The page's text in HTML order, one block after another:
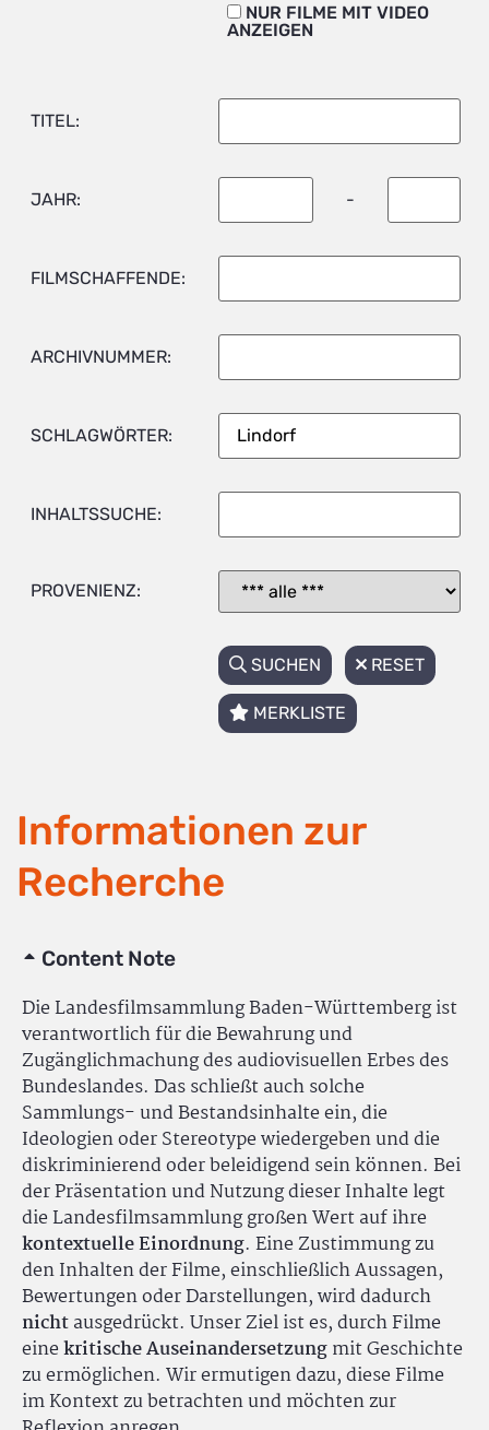
NUR FILME MIT VIDEO
ANZEIGEN
TITEL:
JAHR: -
FILMSCHAFFENDE:
ARCHIVNUMMER:
SCHLAGWÖRTER:
INHALTSSUCHE:
PROVENIENZ:
SUCHEN RESET
MERKLISTE
Informationen zur
Recherche
Content Note
Die Landesfilmsammlung Baden-Württemberg ist
verantwortlich für die Bewahrung und
Zugänglichmachung des audiovisuellen Erbes des
Bundeslandes. Das schließt auch solche
Sammlungs- und Bestandsinhalte ein, die
Ideologien oder Stereotype wiedergeben und die
diskriminierend oder beleidigend sein können. Bei
der Präsentation und Nutzung dieser Inhalte legt
die Landesfilmsammlung großen Wert auf ihre
kontextuelle Einordnung. Eine Zustimmung zu
den Inhalten der Filme, einschließlich Aussagen,
Bewertungen oder Darstellungen, wird dadurch
nichtausgedrückt. Unser Ziel ist es, durch Filme
einekritische Auseinandersetzungmit Geschichte
zu ermöglichen. Wir ermutigen dazu, diese Filme
im Kontext zu betrachten und möchten zur